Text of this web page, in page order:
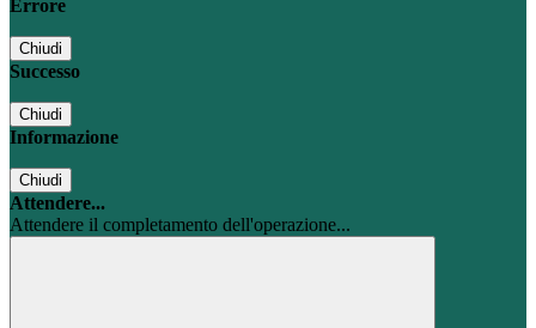
Errore
Chiudi
Successo
Chiudi
Informazione
Chiudi
Attendere...
Attendere il completamento dell'operazione...